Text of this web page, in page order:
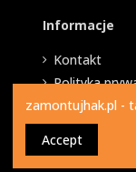
Informacje
Kontakt
Polityka
zamontujhak.pl -
Accept